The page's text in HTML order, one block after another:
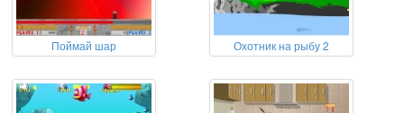
Поймай шар Охотник на рыбу 2